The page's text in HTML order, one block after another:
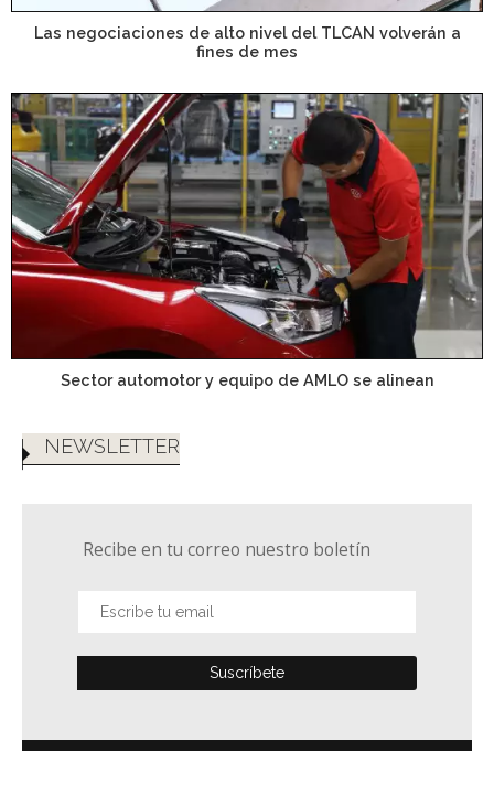
Las negociaciones de alto nivel del TLCAN volverán a
fines de mes
Sector automotor y equipo de AMLO se alinean
NEWSLETTER
Recibe en tu correo nuestro boletín